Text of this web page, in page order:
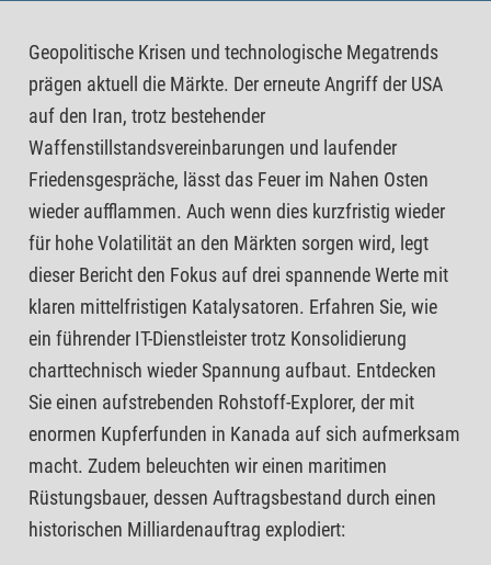
Geopolitische Krisen und technologische Megatrends
prägen aktuell die Märkte. Der erneute Angriff der USA
auf den Iran, trotz bestehender
Waffenstillstandsvereinbarungen und laufender
Friedensgespräche, lässt das Feuer im Nahen Osten
wieder aufflammen. Auch wenn dies kurzfristig wieder
für hohe Volatilität an den Märkten sorgen wird, legt
dieser Bericht den Fokus auf drei spannende Werte mit
klaren mittelfristigen Katalysatoren. Erfahren Sie, wie
ein führender IT-Dienstleister trotz Konsolidierung
charttechnisch wieder Spannung aufbaut. Entdecken
Sie einen aufstrebenden Rohstoff-Explorer, der mit
enormen Kupferfunden in Kanada auf sich aufmerksam
macht. Zudem beleuchten wir einen maritimen
Rüstungsbauer, dessen Auftragsbestand durch einen
historischen Milliardenauftrag explodiert: